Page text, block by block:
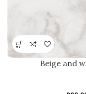
Beige and